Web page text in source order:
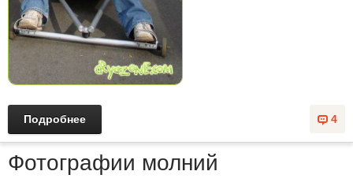
4
Подробнее
Фотографии молний